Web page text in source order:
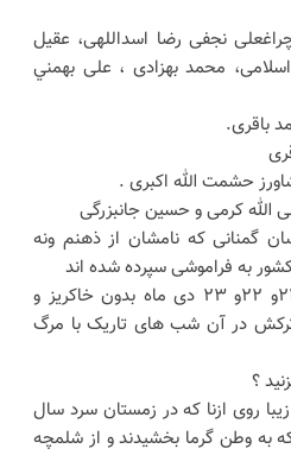
نجفی رضا اسداللهی، عقیل
محمد بهزادی ، علی بهمني
باقری.
حشمت الله اکبری .
الله کرمی و حسین جانبزرگی
گمنانی که نامشان از ذهنم و‌نه
به فراموشی سپرده شده اند
سلام بر شما مردان مرد که ۲۱و ۲۲و ۲۳ دی ماه بدون خاکریز و
ترکش در آن شب های تاریک با مرگ
؟
روی ازنا که در زمستان سرد سال
به وطن گرما بخشیدند و از شلمچه